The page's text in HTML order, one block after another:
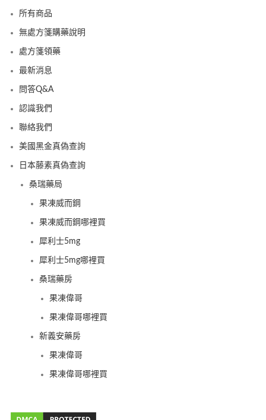
所有商品
無處方箋購藥說明
處方箋領藥
最新消息
問答Q&A
認識我們
聯絡我們
美國黑金真偽查詢
日本藤素真偽查詢
桑瑞藥局
果凍威而鋼
果凍威而鋼哪裡買
犀利士5mg
犀利士5mg哪裡買
桑瑞藥房
果凍偉哥
果凍偉哥哪裡買
新義安藥房
果凍偉哥
果凍偉哥哪裡買